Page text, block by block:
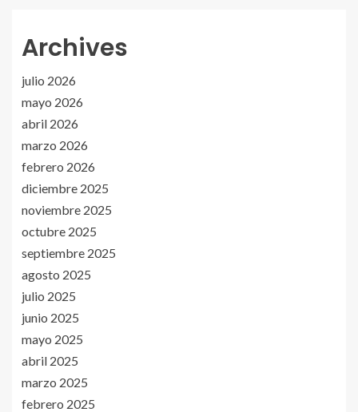
Archives
julio 2026
mayo 2026
abril 2026
marzo 2026
febrero 2026
diciembre 2025
noviembre 2025
octubre 2025
septiembre 2025
agosto 2025
julio 2025
junio 2025
mayo 2025
abril 2025
marzo 2025
febrero 2025